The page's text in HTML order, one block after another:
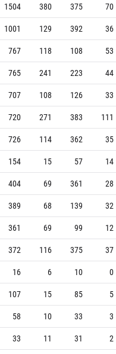
1504 380 375
70
1001 129 392
36
767 118 108
53
765 241 223
44
707 108 126
33
720 271 383
111
726 114 362
35
154 15 57
14
404 69 361
28
389 68 139
32
361 69 99
12
372 116 375
37
16 6 10
0
107 15 85
5
58 10 33
3
33 11 31
2